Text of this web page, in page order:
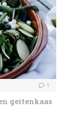
1
geitenkaas